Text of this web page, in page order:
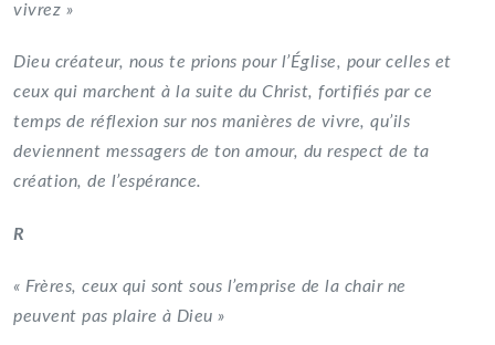
vivrez »
Dieu créateur, nous te prions pour l’Église, pour celles et
ceux qui marchent à la suite du Christ, fortifiés par ce
temps de réflexion sur nos manières de vivre, qu’ils
deviennent messagers de ton amour, du respect de ta
création, de l’espérance.
R
« Frères, ceux qui sont sous l’emprise de la chair ne
peuvent pas plaire à Dieu »